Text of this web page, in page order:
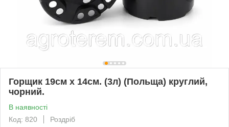
Горщик 19см х 14см. (3л) (Польща) круглий,
чорний.
В наявності
Код: 820
Роздріб